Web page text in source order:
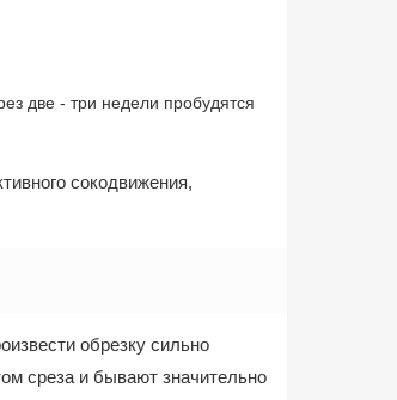
две - три недели пробудятся
сокодвижения,
обрезку сильно
среза и бывают значительно